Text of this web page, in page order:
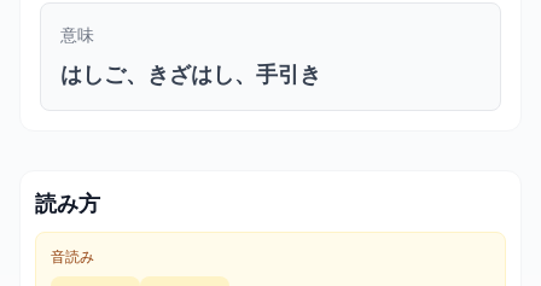
意味
はしご、きざはし、手引き
読み方
音読み